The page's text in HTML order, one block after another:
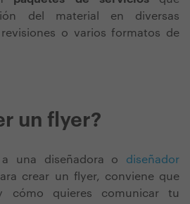
del material en diversas
o varios formatos de
un flyer?
una diseñadora o diseñador
crear un flyer, conviene que
cómo quieres comunicar tu